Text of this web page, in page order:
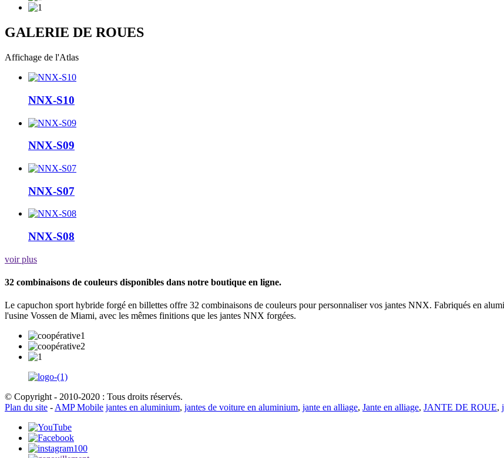
GALERIE DE ROUES
Affichage de l'Atlas
NNX-S10
NNX-S09
NNX-S07
NNX-S08
voir plus
32 combinaisons de couleurs disponibles dans notre boutique en ligne.
Le capuchon sport hybride forgé en billettes offre 32 combinaisons de couleurs pour personnaliser vos jantes NNX. Fabriqués en
l'usine Vossen de Miami, avec les mêmes finitions que les jantes NNX forgées.
© Copyright - 2010-2020 : Tous droits réservés.
Plan du site - AMP Mobile jantes en aluminium, jantes de voiture en aluminium, jante en alliage, Jante en alliage, JANTE DE ROUE,